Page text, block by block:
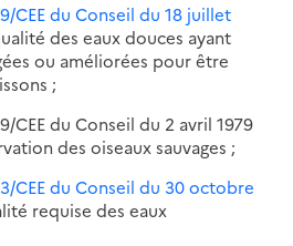
CEE du Conseil du 18 juillet
des eaux douces ayant
ou améliorées pour être
;
CEE du Conseil du 2 avril 1979
des oiseaux sauvages ;
CEE du Conseil du 30 octobre
requise des eaux